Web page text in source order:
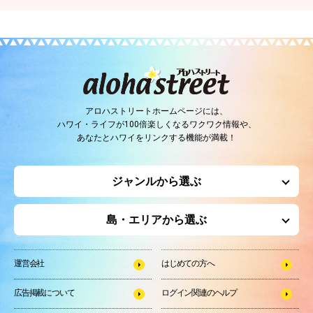
アロハストリートホームページには、
ハワイ・ライフが100倍楽しくなるワクワク情報や、
あなたとハワイをリンクする機能が満載！
ジャンルから選ぶ
島・エリアから選ぶ
運営会社 はじめての方へ
広告掲載について ログイン関連のヘルプ